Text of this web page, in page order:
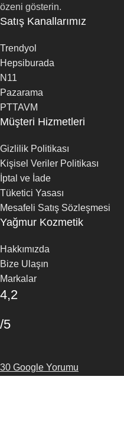
özeni gösterin.
Satış Kanallarımız
Trendyol
Hepsiburada
N11
Pazarama
PTTAVM
Müşteri Hizmetleri
Gizlilik Politikası
Kişisel Veriler Politikası
İptal ve İade
Tüketici Yasası
Mesafeli Satış Sözleşmesi
Yağmur Kozmetik
Hakkımızda
Bize Ulaşın
Markalar
4,2
/5
30 Google Yorumu